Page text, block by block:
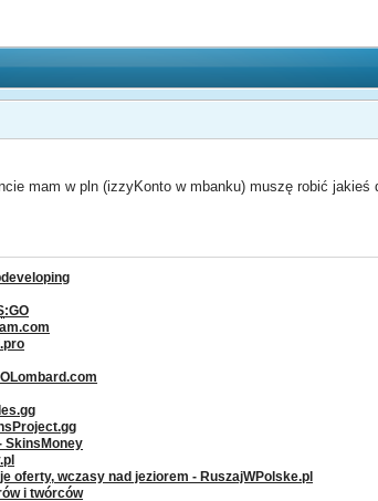
mam w pln (izzyKonto w mbanku) muszę robić
:GO
SkinsMoney
oferty, wczasy nad jeziorem - RuszajWPolske.pl
i twórców